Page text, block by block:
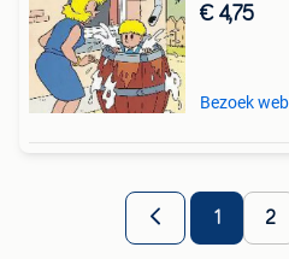
€ 4,75
Bezoek
1 2